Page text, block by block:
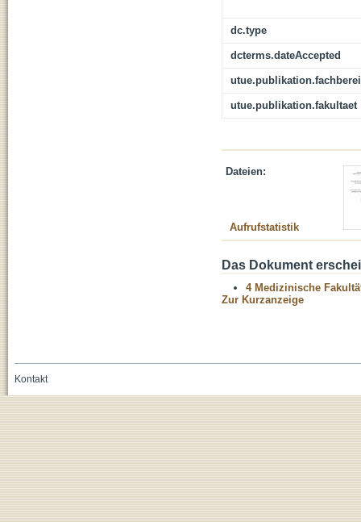
dc.type
dcterms.dateAccepted
utue.publikation.fakultaet
Dateien:
Aufrufstatistik
Das Dokument
4 Medizinische
Zur Kurzanzeige
Kontakt